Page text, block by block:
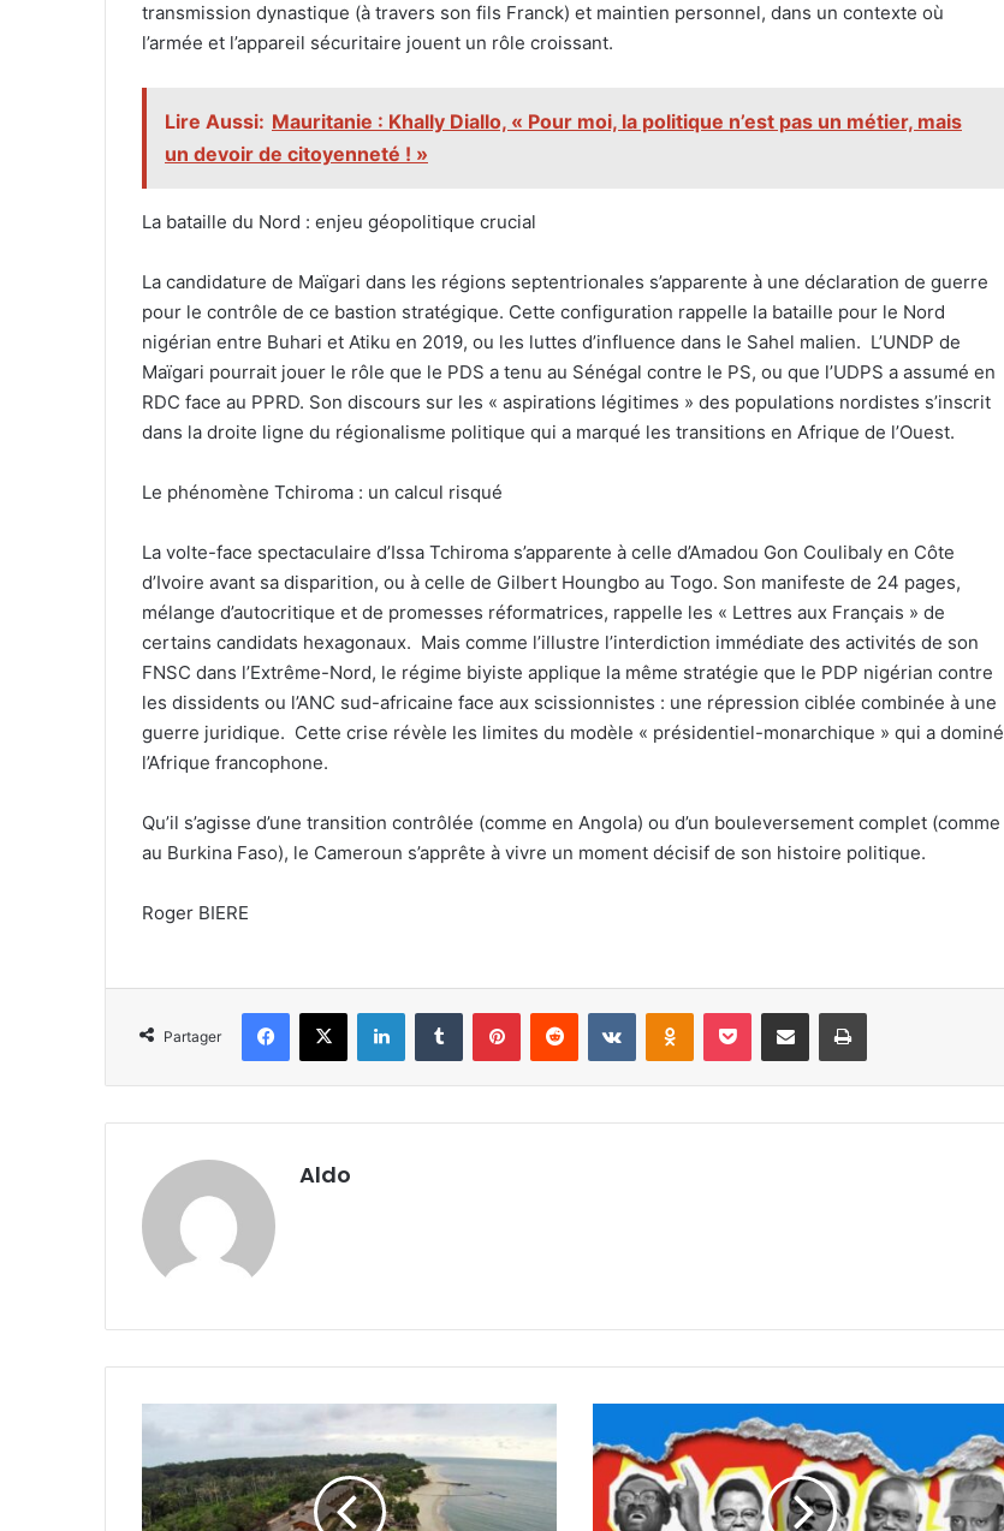
transmission dynastique (à travers son fils Franck) et maintien personnel, dans un contexte où
l’armée et l’appareil sécuritaire jouent un rôle croissant.
Lire Aussi: Mauritanie : Khally Diallo, « Pour moi, la politique n’est pas un métier, mais
un devoir de citoyenneté ! »
La bataille du Nord : enjeu géopolitique crucial
La candidature de Maïgari dans les régions septentrionales s’apparente à une déclaration de guerre
pour le contrôle de ce bastion stratégique. Cette configuration rappelle la bataille pour le Nord
nigérian entre Buhari et Atiku en 2019, ou les luttes d’influence dans le Sahel malien. L’UNDP de
Maïgari pourrait jouer le rôle que le PDS a tenu au Sénégal contre le PS, ou que l’UDPS a assumé en
RDC face au PPRD. Son discours sur les « aspirations légitimes » des populations nordistes s’inscrit
dans la droite ligne du régionalisme politique qui a marqué les transitions en Afrique de l’Ouest.
Le phénomène Tchiroma : un calcul risqué
La volte-face spectaculaire d’Issa Tchiroma s’apparente à celle d’Amadou Gon Coulibaly en Côte
d’Ivoire avant sa disparition, ou à celle de Gilbert Houngbo au Togo. Son manifeste de 24 pages,
mélange d’autocritique et de promesses réformatrices, rappelle les « Lettres aux Français » de
certains candidats hexagonaux. Mais comme l’illustre l’interdiction immédiate des activités de son
FNSC dans l’Extrême-Nord, le régime biyiste applique la même stratégie que le PDP nigérian contre
les dissidents ou l’ANC sud-africaine face aux scissionnistes : une répression ciblée combinée à une
guerre juridique. Cette crise révèle les limites du modèle « présidentiel-monarchique » qui a dominé
l’Afrique francophone.
Qu’il s’agisse d’une transition contrôlée (comme en Angola) ou d’un bouleversement complet (comme
au Burkina Faso), le Cameroun s’apprête à vivre un moment décisif de son histoire politique.
Roger BIERE
Partager
Facebook
X LinkedinTumblr PinterestReddit VKontakteOdnoklassniki
Pocket Partager par email Imprimer
Aldo
Gabon :
Des
visas
:
65
ans
d'indépendance,